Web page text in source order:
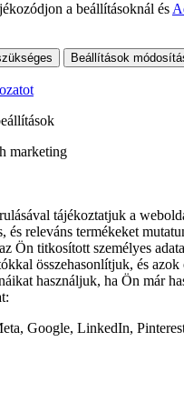
a beállításoknál és
Beállítások
marketing
tájékoztatjuk a
és releváns termékeket
Ön titkosított személyes
összehasonlítjuk, és azok
használjuk, ha Ön már
Google, LinkedIn,